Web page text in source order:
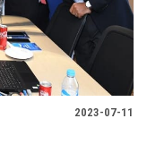
2023-07-11